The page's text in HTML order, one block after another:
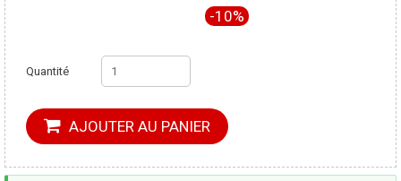
-10%
Quantité
AJOUTER AU PANIER